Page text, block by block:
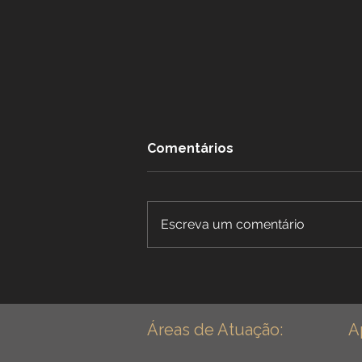
Especial para Cirurgião
Dentista - Guia Completo
Comentários
Escreva um comentário
Áreas de Atuação: